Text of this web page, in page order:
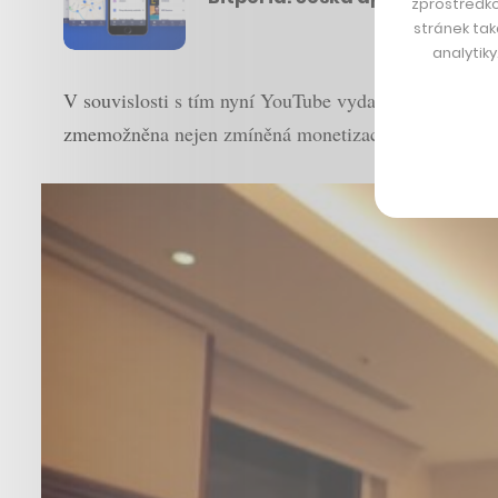
V souvislosti s tím nyní YouTube vydalo
zmemožněna nejen zmíněná monetizace videí, ale
stránek